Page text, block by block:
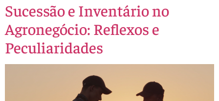
Sucessão e Inventário no
Agronegócio: Reflexos e
Peculiaridades